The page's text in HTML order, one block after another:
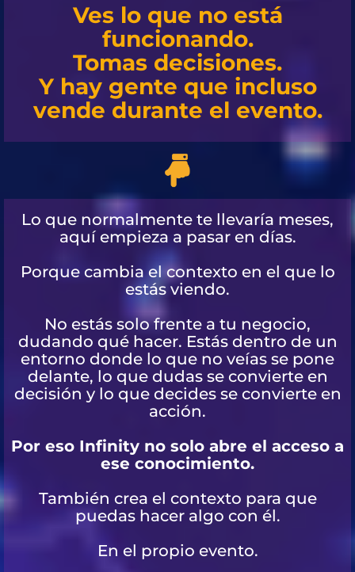
Ves lo que no está
funcionando.
Tomas decisiones.
Y hay gente que incluso
vende durante el evento.
Lo que normalmente te llevaría meses,
aquí empieza a pasar en días.
Porque cambia el contexto en el que lo
estás viendo.
No estás solo frente a tu negocio,
dudando qué hacer. Estás dentro de un
entorno donde lo que no veías se pone
delante, lo que dudas se convierte en
decisión y lo que decides se convierte en
acción.
Por eso Infinity no solo abre el acceso a
ese conocimiento.
También crea el contexto para que
puedas hacer algo con él.
En el propio evento.